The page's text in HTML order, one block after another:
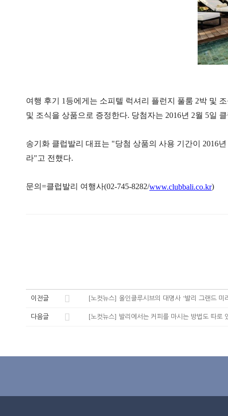
여행 후기 1등에게는 소피텔 럭셔리 플런지 풀룸 2박 및
및 조식을 상품으로 증정한다. 당첨자는 2016년 2월 5일
송기화 클럽발리 대표는 "당첨 상품의 사용 기간이 2016
라"고 전했다.
문의=클럽발리 여행사(02-745-8282/www.clubbali.co.kr)
이전글 [노컷뉴스] 올인클루시브의 대명사 '발리 그랜드 미
다음글 [노컷뉴스] 발리에서는 커피를 마시는 방법도 따로